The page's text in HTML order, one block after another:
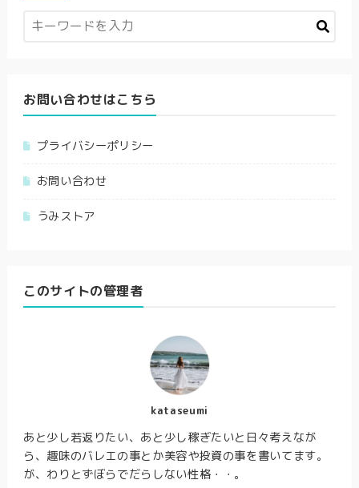
お問い合わせはこちら
プライバシーポリシー
お問い合わせ
うみストア
このサイトの管理者
kataseumi
あと少し若返りたい、あと少し稼ぎたいと日々考えなが
ら、趣味のバレエの事とか美容や投資の事を書いてます。
が、わりとずぼらでだらしない性格・・。